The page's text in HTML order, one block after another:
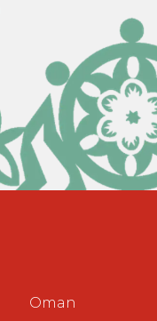
Oman